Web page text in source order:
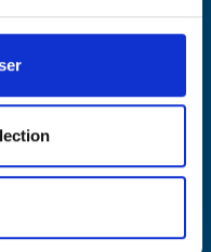
de l'Aquarium